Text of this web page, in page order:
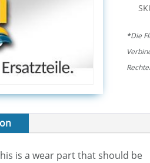
*Die
is a wear part that should be